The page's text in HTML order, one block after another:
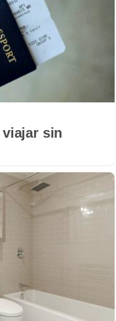
viajar sin